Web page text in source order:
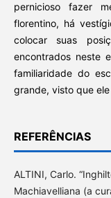
pernicioso fazer
florentino, há
colocar suas
encontrados neste
familiaridade do
grande, visto que
REFERÊNCIAS
ALTINI, Carlo.
Machiavelliana (a